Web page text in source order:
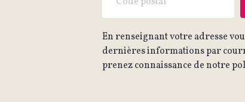
En renseignant votre adresse
dernières informations par
prenez connaissance de notre